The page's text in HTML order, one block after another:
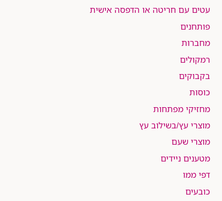
עטים עם חריטה או הדפסה אישית
פותחנים
מחברות
רמקולים
בקבוקים
כוסות
מחזיקי מפתחות
מוצרי עץ/בשילוב עץ
מוצרי שעם
מטענים ניידים
דפי ממו
כובעים